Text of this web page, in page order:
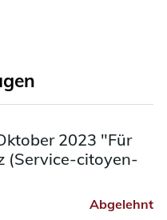
2023 "Für
(Service-citoyen-
Abgelehnt